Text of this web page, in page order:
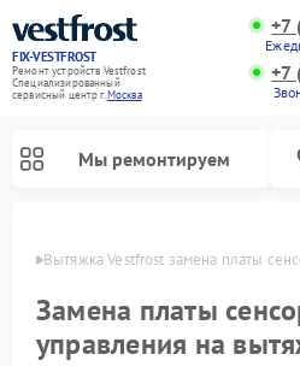
FIX-VESTFROST
Ремонт устройств Vestfrost
Специализированный
cервисный центр г.Москва
+7
+7
Мы ремонтируем
Вытяжка Vestfrost замена платы
Замена платы
управления на